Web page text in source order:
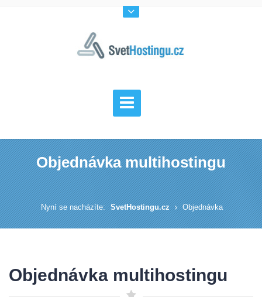
Objednávka multihostingu
Nyní se nacházíte: SvetHostingu.cz Objednávka
Objednávka multihostingu